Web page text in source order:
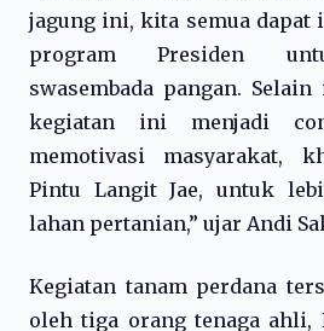
jagung ini, kita semua dapat
program Presiden
swasembada pangan.
kegiatan ini menjadi
memotivasi masyarakat,
Pintu Langit Jae, untuk
lahan pertanian,” ujar Andi
Kegiatan tanam perdana
oleh tiga orang tenaga ahli,